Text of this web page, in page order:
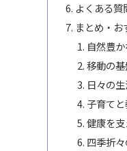
よくある質
まとめ・お
自然豊
移動の
日々の
子育て
健康を
四季折